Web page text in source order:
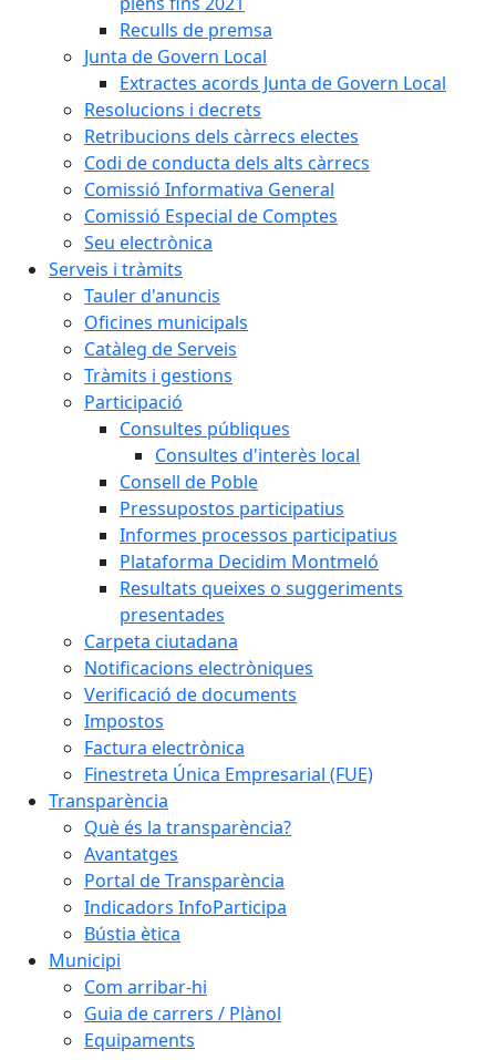
Reculls de premsa
Junta de Govern Local
Extractes acords Junta de Govern Local
Resolucions i decrets
Retribucions dels càrrecs electes
Codi de conducta dels alts càrrecs
Comissió Informativa General
Comissió Especial de Comptes
Seu electrònica
Serveis i tràmits
Tauler d'anuncis
Oficines municipals
Catàleg de Serveis
Tràmits i gestions
Participació
Consultes públiques
Consultes d'interès local
Consell de Poble
Pressupostos participatius
Informes processos participatius
Plataforma Decidim Montmeló
Resultats queixes o suggeriments
presentades
Carpeta ciutadana
Notificacions electròniques
Verificació de documents
Impostos
Factura electrònica
Finestreta Única Empresarial (FUE)
Transparència
Què és la transparència?
Avantatges
Portal de Transparència
Indicadors InfoParticipa
Bústia ètica
Municipi
Com arribar-hi
Guia de carrers / Plànol
Equipaments